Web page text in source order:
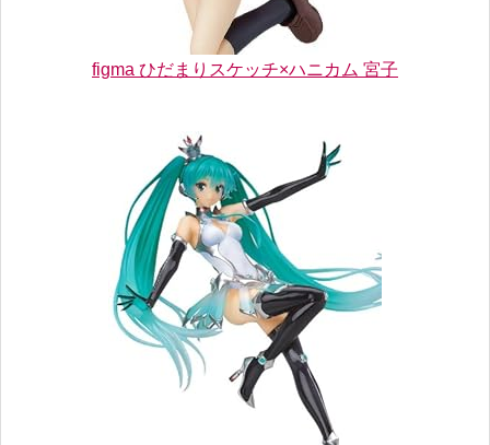
figma ひだまりスケッチ×ハニカム 宮子